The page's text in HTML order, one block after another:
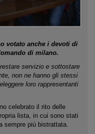
votato anche i devoti di
di milano.
servizio e sottostare
non ne hanno gli stessi
loro rappresentanti
celebrato il rito delle
lista, in cui sono stati
sempre più bistrattata.